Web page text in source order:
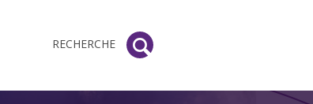
RECHERCHE